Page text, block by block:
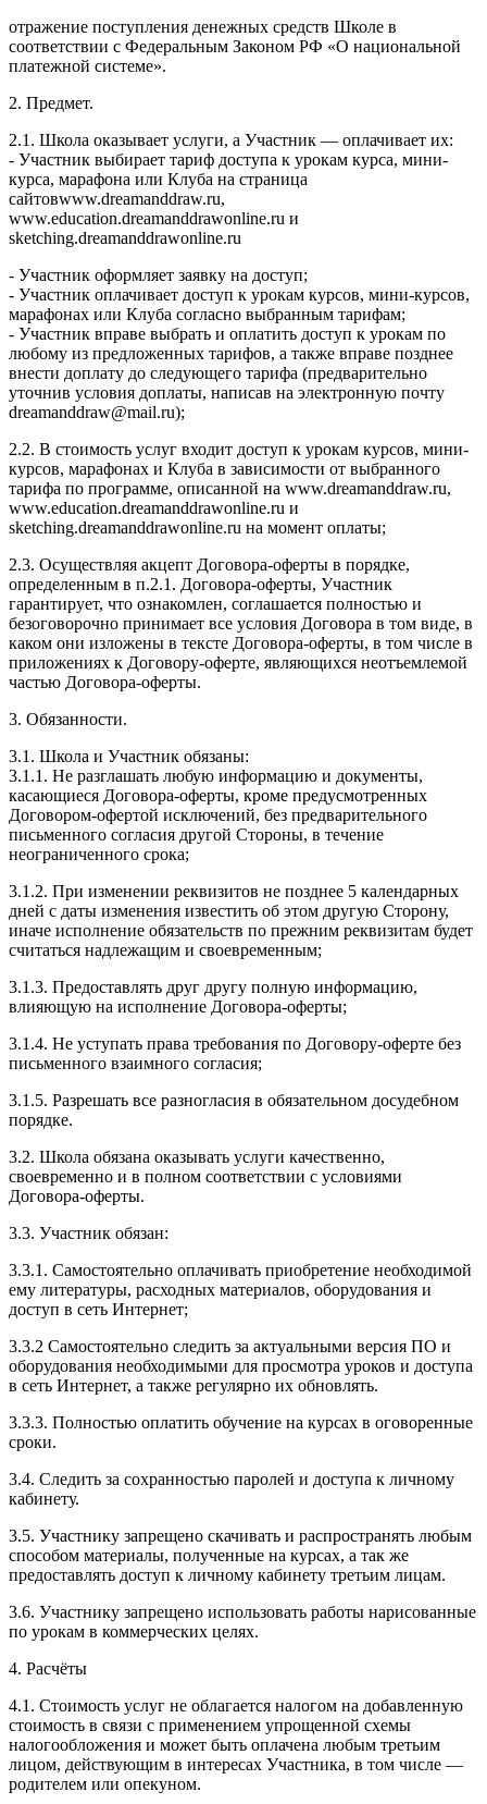
отражение поступления денежных средств Школе в
соответствии с Федеральным Законом РФ «О национальной
платежной системе».
2. Предмет.
2.1. Школа оказывает услуги, а Участник — оплачивает их:
- Участник выбирает тариф доступа к урокам курса, мини-
курса, марафона или Клуба на страница
сайтовwww.dreamanddraw.ru,
www.education.dreamanddrawonline.ru и
sketching.dreamanddrawonline.ru
- Участник оформляет заявку на доступ;
- Участник оплачивает доступ к урокам курсов, мини-курсов,
марафонах или Клуба согласно выбранным тарифам;
- Участник вправе выбрать и оплатить доступ к урокам по
любому из предложенных тарифов, а также вправе позднее
внести доплату до следующего тарифа (предварительно
уточнив условия доплаты, написав на электронную почту
dreamanddraw@mail.ru);
2.2. В стоимость услуг входит доступ к урокам курсов, мини-
курсов, марафонах и Клуба в зависимости от выбранного
тарифа по программе, описанной на www.dreamanddraw.ru,
www.education.dreamanddrawonline.ru и
sketching.dreamanddrawonline.ru на момент оплаты;
2.3. Осуществляя акцепт Договора-оферты в порядке,
определенным в п.2.1. Договора-оферты, Участник
гарантирует, что ознакомлен, соглашается полностью и
безоговорочно принимает все условия Договора в том виде, в
каком они изложены в тексте Договора-оферты, в том числе в
приложениях к Договору-оферте, являющихся неотъемлемой
частью Договора-оферты.
3. Обязанности.
3.1. Школа и Участник обязаны:
3.1.1. Не разглашать любую информацию и документы,
касающиеся Договора-оферты, кроме предусмотренных
Договором-офертой исключений, без предварительного
письменного согласия другой Стороны, в течение
неограниченного срока;
3.1.2. При изменении реквизитов не позднее 5 календарных
дней с даты изменения известить об этом другую Сторону,
иначе исполнение обязательств по прежним реквизитам будет
считаться надлежащим и своевременным;
3.1.3. Предоставлять друг другу полную информацию,
влияющую на исполнение Договора-оферты;
3.1.4. Не уступать права требования по Договору-оферте без
письменного взаимного согласия;
3.1.5. Разрешать все разногласия в обязательном досудебном
порядке.
3.2. Школа обязана оказывать услуги качественно,
своевременно и в полном соответствии с условиями
Договора-оферты.
3.3. Участник обязан:
3.3.1. Cамостоятельно оплачивать приобретение необходимой
ему литературы, расходных материалов, оборудования и
доступ в сеть Интернет;
3.3.2 Самостоятельно следить за актуальными версия ПО и
оборудования необходимыми для просмотра уроков и доступа
в сеть Интернет, а также регулярно их обновлять.
3.3.3. Полностью оплатить обучение на курсах в оговоренные
сроки.
3.4. Следить за сохранностью паролей и доступа к личному
кабинету.
3.5. Участнику запрещено скачивать и распространять любым
способом материалы, полученные на курсах, а так же
предоставлять доступ к личному кабинету третьим лицам.
3.6. Участнику запрещено использовать работы нарисованные
по урокам в коммерческих целях.
4. Расчёты
4.1. Cтоимость услуг не облагается налогом на добавленную
стоимость в связи с применением упрощенной схемы
налогообложения и может быть оплачена любым третьим
лицом, действующим в интересах Участника, в том числе —
родителем или опекуном.